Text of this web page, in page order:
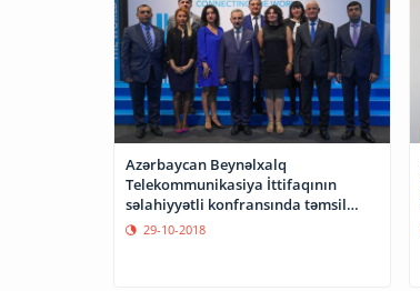
Azərbaycan Beynəlxalq
Telekommunikasiya İttifaqının
səlahiyyətli konfransında təmsil
olunur
29-10-2018